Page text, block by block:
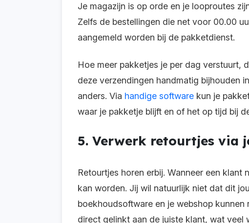
Je magazijn is op orde en je looproutes
Zelfs de bestellingen die net voor 00.00
aangemeld worden bij de pakketdienst.
Hoe meer pakketjes je per dag verstuurt,
deze verzendingen handmatig bijhouden
anders. Via handige software kun je
waar je pakketje blijft en of het op tijd bij
5. Verwerk retourtjes via
Retourtjes horen erbij. Wanneer een
kan worden. Jij wil natuurlijk niet dat dit
boekhoudsoftware en je webshop
direct gelinkt aan de juiste klant, wat veel